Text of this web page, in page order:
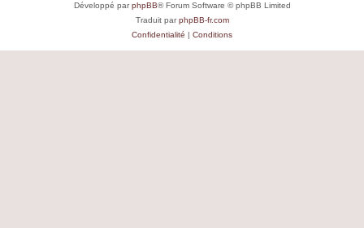
Développé parphpBB® Forum Software © phpBB Limited
Traduit parphpBB-fr.com
Confidentialité | Conditions